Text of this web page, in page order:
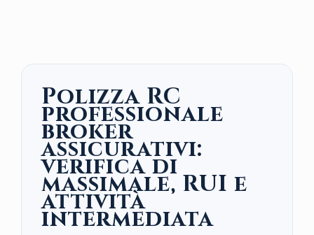
Polizza RC
professionale
broker
assicurativi:
verifica di
massimale, RUI e
attività
intermediata